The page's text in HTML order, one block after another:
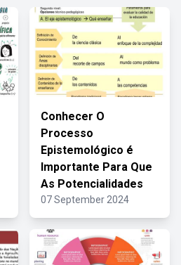
Conhecer O
Processo
Epistemológico é
Importante Para Que
As Potencialidades
07 September 2024